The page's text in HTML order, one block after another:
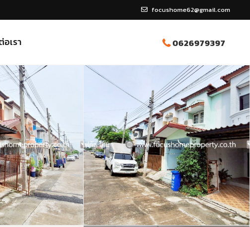
focushome62@gmail.com
0626979397
เรา